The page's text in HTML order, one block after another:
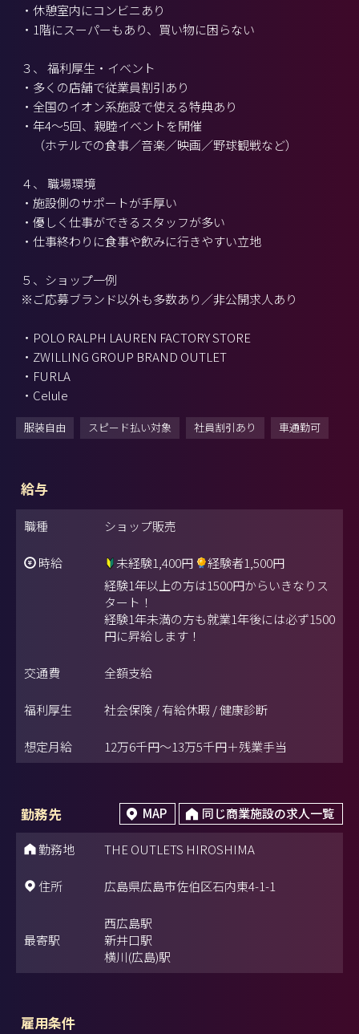
・休憩室内にコンビニあり
・1階にスーパーもあり、買い物に困らない
３、 福利厚生・イベント
・多くの店舗で従業員割引あり
・全国のイオン系施設で使える特典あり
・年4～5回、親睦イベントを開催
（ホテルでの食事／音楽／映画／野球観戦など）
４、 職場環境
・施設側のサポートが手厚い
・優しく仕事ができるスタッフが多い
・仕事終わりに食事や飲みに行きやすい立地
５、ショップ一例
※ご応募ブランド以外も多数あり／非公開求人あり
・POLO RALPH LAUREN FACTORY STORE
・ZWILLING GROUP BRAND OUTLET
・FURLA
・Celule
服装自由 スピード払い対象 社員割引あり 車通勤可
給与
職種 ショップ販売
時給 未経験1,400円
経験者1,500円
経験1年以上の方は1500円からいきなりス
タート！
経験1年未満の方も就業1年後には必ず1500
円に昇給します！
交通費 全額支給
福利厚生 社会保険 / 有給休暇 / 健康診断
想定月給 12万6千円～13万5千円＋残業手当
勤務先 MAP 同じ商業施設の求人一覧
勤務地 THE OUTLETS HIROSHIMA
住所 広島県広島市佐伯区石内東4-1-1
最寄駅
西広島駅
新井口駅
横川(広島)駅
雇用条件